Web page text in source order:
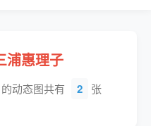
浦惠理子
动态图共有 2 张